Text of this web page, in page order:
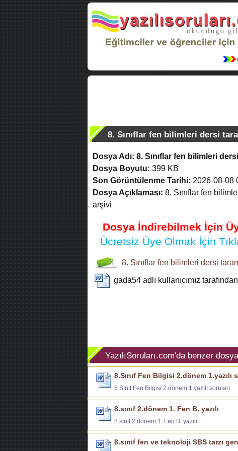
8. Sınıflar fen bilimleri dersi
Dosya Adı: 8. Sınıflar fen bilimleri
Dosya Boyutu: 399 KB
Son Görüntülenme Tarihi: 2026-08-08
Dosya Açıklaması: 8. Sınıflar fen
arşivi
Dosya İndirebilmek İçin
Ücretsiz Üye Olmak İçin
8. Sınıflar fen bilimleri dersi
gada54 adlı kullanıcımız
YazılıSoruları.com'da benzer
8.Sınıf Fen Bilgisi 2.dönem 1.yazılı
8.Sınıf Fen Bilgisi 2.dönem 1.yazılı soruları
8.sınıf 2.dönem 1. Fen B. yazılı
8.sınıf 2.dönem 1. Fen B. yazılı
8.sınıf fen ve teknoloji SBS tarzı